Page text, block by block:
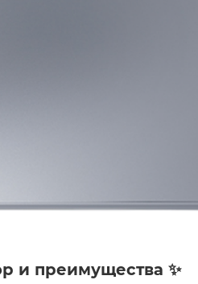
и преимущества ✨